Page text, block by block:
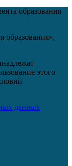
образования
образования»,
этого
данных